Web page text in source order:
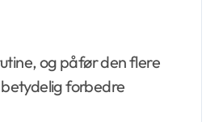
og påfør den flere
forbedre